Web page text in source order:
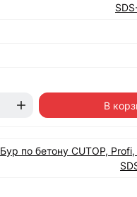
В
Бур по бетону CUTOP,